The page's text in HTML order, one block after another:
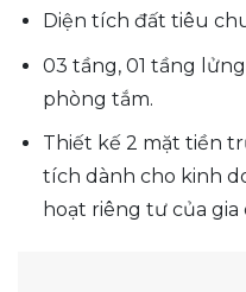
Diện tích đất tiêu
03 tầng, 01 tầng
phòng tắm.
Thiết kế 2 mặt tiền
tích dành cho kinh
hoạt riêng tư của gia